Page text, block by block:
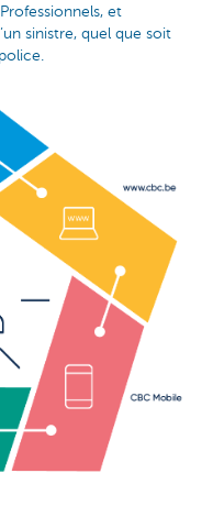
et
sinistre, quel que soit